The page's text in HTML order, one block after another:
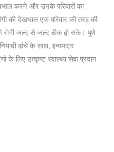
करने और उनके परिवारों का
की देखभाल एक परिवार की तरह की
रोगी जल्द से जल्द ठीक हो सके। पुणे
ढांचे के साथ, इनामदार
के लिए उत्कृष्ट स्वास्थ्य सेवा प्रदान